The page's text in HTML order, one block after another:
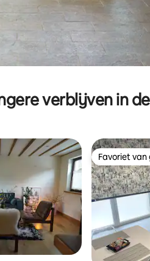
verblijven in
Favoriet
Favoriet